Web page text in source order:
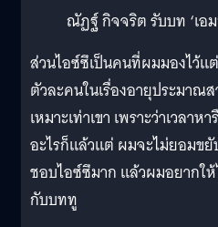
ณัฏฐ์ กิจจริต รับบท ‘เอม
ส่วนไอซ์ซึเป็นคนที่ผมมองไว้
ตัวละคนในเรื่องอายุประมาณ
เหมาะเท่าเขา เพราะว่าเวลา
อะไรก็แล้วแต่ ผมจะไม่ยอมข
ชอบไอซ์ซึมาก แล้วผมอยากใ
กับบททู